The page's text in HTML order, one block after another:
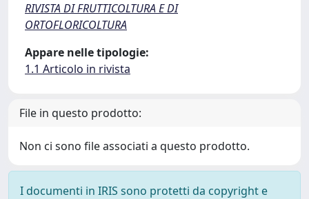
RIVISTA DI FRUTTICOLTURA E DI
ORTOFLORICOLTURA
Appare nelle tipologie:
1.1 Articolo in rivista
File in questo prodotto:
Non ci sono file associati a questo prodotto.
I documenti in IRIS sono protetti da copyright e